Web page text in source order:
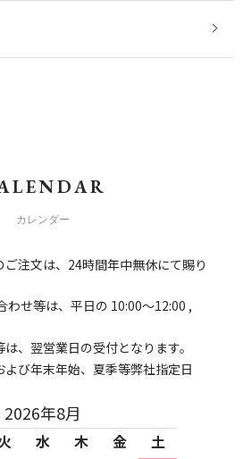
カレンダー
注文は、24時間年中無休にて賜り
わせ等は、平日の 10:00～12:00 ,
、翌営業日の受付となります。
び年末年始、夏季等弊社指定日
2026年8月
水 木 金
土